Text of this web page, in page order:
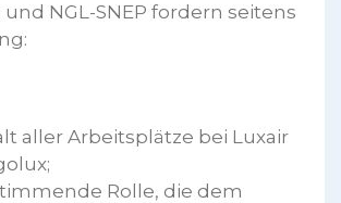
und NGL-SNEP fordern seitens
aller Arbeitsplätze bei Luxair
Rolle, die dem